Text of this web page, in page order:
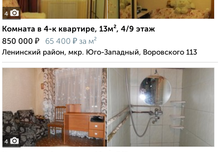
4
Комната в 4-к квартире, 13м², 4/9 этаж
850 000 ₽ 65 400 ₽ за м²
Ленинский район, мкр. Юго-Западный, Воровского 113
4